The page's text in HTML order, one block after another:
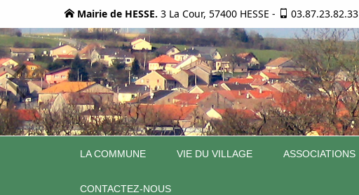
Mairie de HESSE. 3 La Cour, 57400 HESSE - 03.87.23.82.33
LA COMMUNE VIE DU VILLAGE ASSOCIATIONS
CONTACTEZ-NOUS